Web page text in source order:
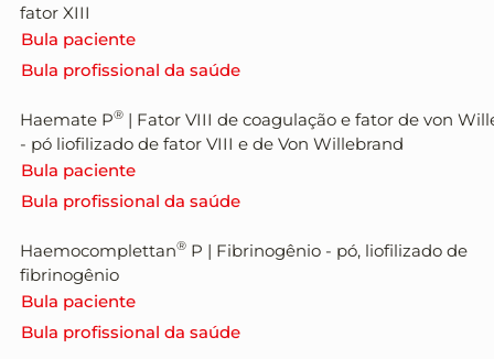
fator XIII
Bula paciente
Bula profissional da saúde
Haemate P® | Fator VIII de coagulação e fator de von
- pó liofilizado de fator VIII e de Von Willebrand
Bula paciente
Bula profissional da saúde
Haemocomplettan® P | Fibrinogênio - pó, liofilizado de
fibrinogênio
Bula paciente
Bula profissional da saúde